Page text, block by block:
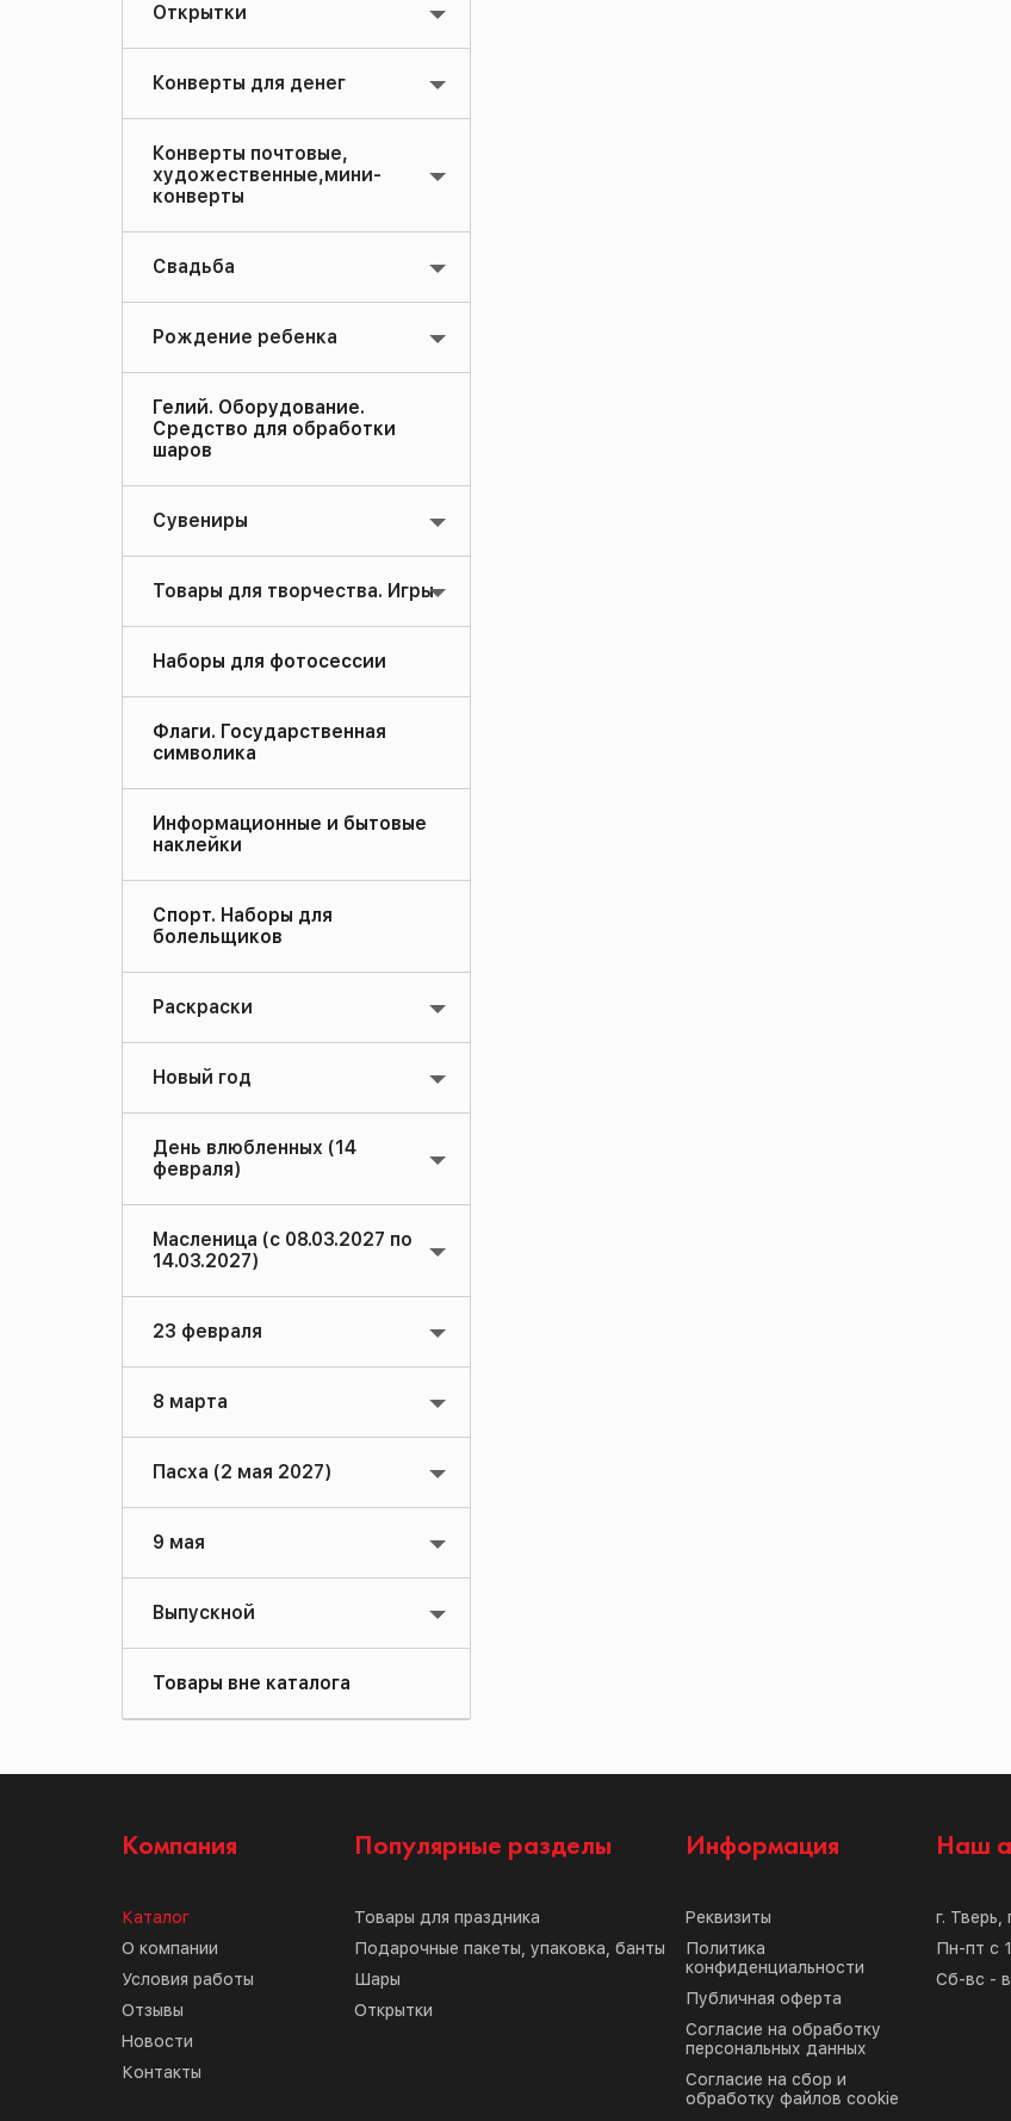
Открытки
Конверты для денег
Конверты почтовые,
художественные,мини-
конверты
Свадьба
Рождение ребенка
Гелий. Оборудование.
Средство для обработки
шаров
Сувениры
Товары для творчества. Игры
Наборы для фотосессии
Флаги. Государственная
символика
Информационные и бытовые
наклейки
Спорт. Наборы для
болельщиков
Раскраски
Новый год
День влюбленных (14
февраля)
Масленица (с 08.03.2027 по
14.03.2027)
23 февраля
8 марта
Пасха (2 мая 2027)
9 мая
Выпускной
Товары вне каталога
Компания
Каталог
О компании
Условия работы
Отзывы
Новости
Контакты
Популярные разделы
Товары для праздника
Подарочные пакеты, упаковка, банты
Шары
Открытки
Информация
Реквизиты
Политика
конфиденциальности
Публичная оферта
Согласие на обработку
персональных данных
Согласие на сбор и
обработку файлов cookie
Наш
г.
Пн-пт с
Сб-вс -